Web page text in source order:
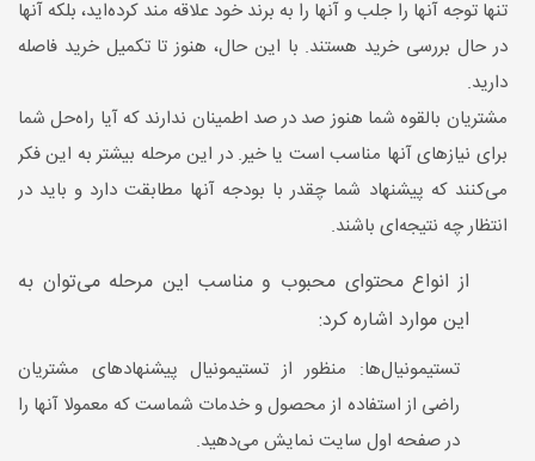
تنها توجه آنها را جلب و آنها را به برند خود علاقه مند کرده‌اید، بلکه آنها
در حال بررسی خرید هستند. با این حال، هنوز تا تکمیل خرید فاصله
دارید.
مشتریان بالقوه شما هنوز صد در صد اطمینان ندارند که آیا راه‌حل شما
برای نیازهای آنها مناسب است یا خیر. در این مرحله بیشتر به این فکر
می‌کنند که پیشنهاد شما چقدر با بودجه آنها مطابقت دارد و باید در
انتظار چه نتیجه‌ای باشند.
از انواع محتوای محبوب و مناسب این مرحله می‌توان به
این موارد اشاره کرد:
تستیمونیال‌ها: منظور از تستیمونیال پیشنهادهای مشتریان
راضی از استفاده از محصول و خدمات شماست که معمولا آنها را
در صفحه اول سایت نمایش می‌دهید.